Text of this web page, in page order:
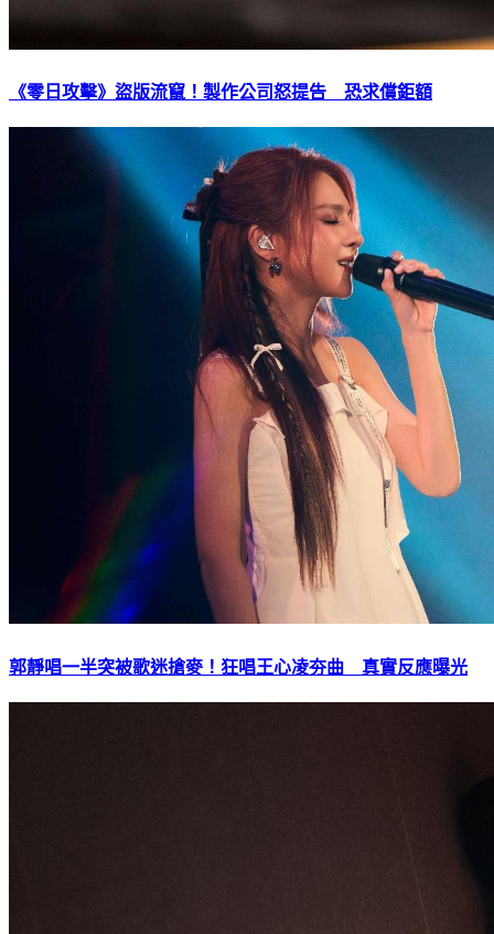
《零日攻擊》盜版流竄！製作公司怒提告 恐求償鉅額
郭靜唱一半突被歌迷搶麥！狂唱王心凌夯曲 真實反應曝光